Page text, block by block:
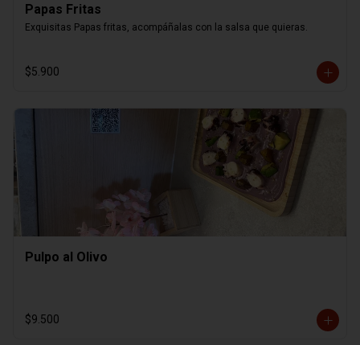
Papas Fritas
Exquisitas Papas fritas, acompáñalas con la salsa que quieras.
$5.900
Pulpo al Olivo
$9.500